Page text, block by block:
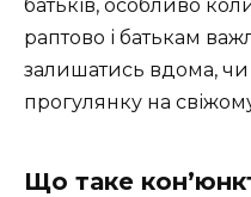
батьків, особливо
раптово і батькам
залишатись вдома,
прогулянку на свіжому
Що таке